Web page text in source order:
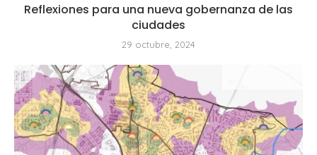
Reflexiones para una nueva gobernanza de las
ciudades
29 octubre, 2024